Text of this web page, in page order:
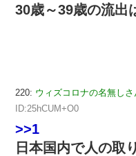
30歳～39歳の流出
220: ウィズコロナの名無しさ
ID:25hCUM+O0
>>1
日本国内で人の取